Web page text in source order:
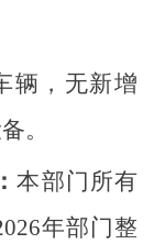
辆，无新增
。
本部门所有
年部门整